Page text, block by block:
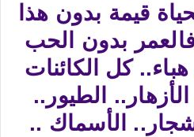
قيمة بدون هذا
فالعمر بدون الحب
كل الكائنات
الطيور..
الأسماك ..